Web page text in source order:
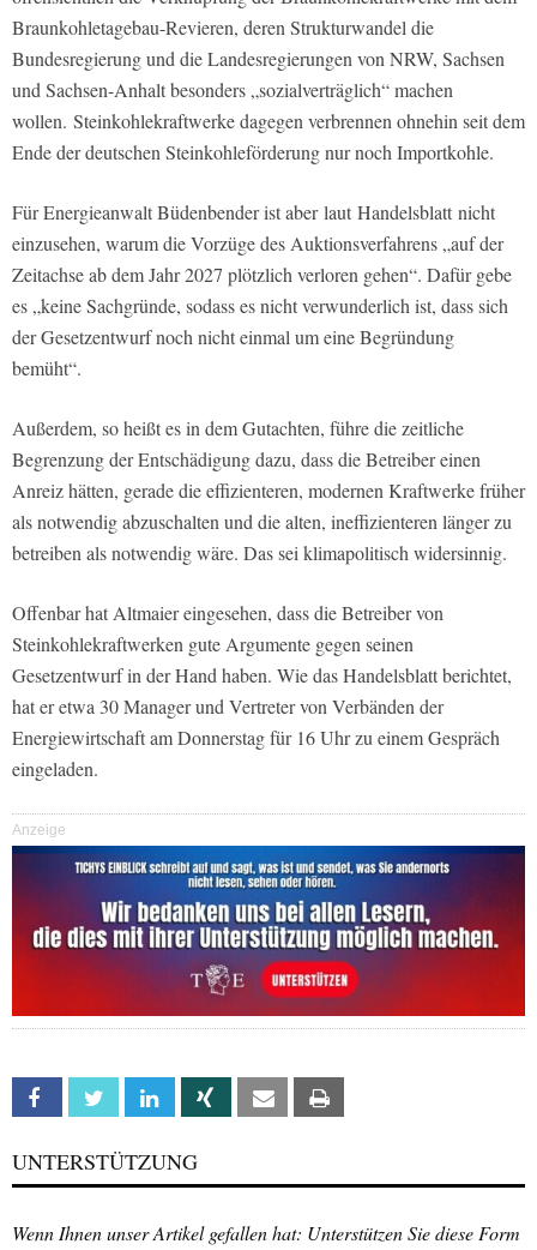
Braunkohletagebau-Revieren, deren Strukturwandel die
Bundesregierung und die Landesregierungen von NRW, Sachsen
und Sachsen-Anhalt besonders „sozialverträglich“ machen
wollen. Steinkohlekraftwerke dagegen verbrennen ohnehin seit dem
Ende der deutschen Steinkohleförderung nur noch Importkohle.
Für Energieanwalt Büdenbender ist aber laut Handelsblatt nicht
einzusehen, warum die Vorzüge des Auktionsverfahrens „auf der
Zeitachse ab dem Jahr 2027 plötzlich verloren gehen“. Dafür gebe
es „keine Sachgründe, sodass es nicht verwunderlich ist, dass sich
der Gesetzentwurf noch nicht einmal um eine Begründung
bemüht“.
Außerdem, so heißt es in dem Gutachten, führe die zeitliche
Begrenzung der Entschädigung dazu, dass die Betreiber einen
Anreiz hätten, gerade die effizienteren, modernen Kraftwerke früher
als notwendig abzuschalten und die alten, ineffizienteren länger zu
betreiben als notwendig wäre. Das sei klimapolitisch widersinnig.
Offenbar hat Altmaier eingesehen, dass die Betreiber von
Steinkohlekraftwerken gute Argumente gegen seinen
Gesetzentwurf in der Hand haben. Wie dasHandelsblattberichtet,
hat er etwa 30 Manager und Vertreter von Verbänden der
Energiewirtschaft am Donnerstag für 16 Uhr zu einem Gespräch
eingeladen.
Anzeige
Facebook Twitter Linkedin Xing Email
UNTERSTÜTZUNG
Wenn Ihnen unser Artikel gefallen hat: Unterstützen Sie diese Form